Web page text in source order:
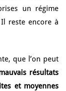
un régime
Il reste encore à
que l’on peut
résultats
et moyennes